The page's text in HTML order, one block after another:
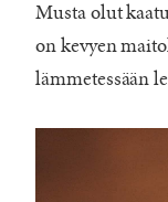
Musta olut
on kevyen
lämmetessään